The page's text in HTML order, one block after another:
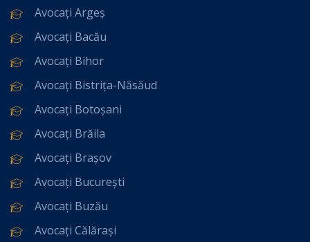
Avocați Argeș
Avocați Bacău
Avocați Bihor
Avocați Bistrița-Năsăud
Avocați Botoșani
Avocați Brăila
Avocați Brașov
Avocați București
Avocați Buzău
Avocați Călărași